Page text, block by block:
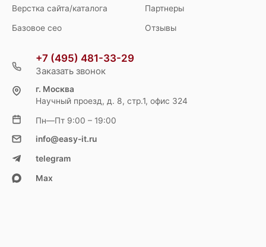
Верстка сайта/каталога
Базовое сео
Партнеры
Отзывы
+7 (495) 481-33-29
Заказать звонок
г. Москва
Научный проезд, д. 8, стр.1, офис 324
Пн—Пт 9:00 – 19:00
info@easy-it.ru
telegram
Max